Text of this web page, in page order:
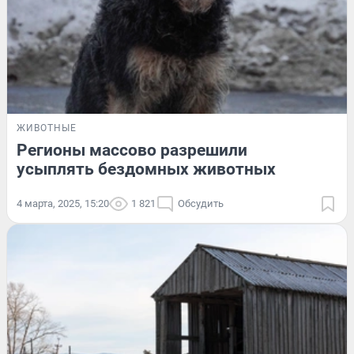
ЖИВОТНЫЕ
Регионы массово разрешили
усыплять бездомных животных
4 марта, 2025, 15:20 1 821 Обсудить